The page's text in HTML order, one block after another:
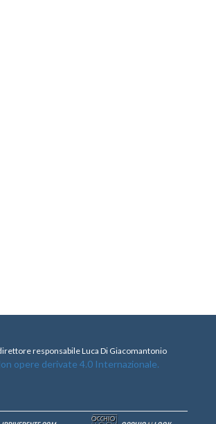
responsabile Luca Di Giacomantonio
opere derivate 4.0 Internazionale.